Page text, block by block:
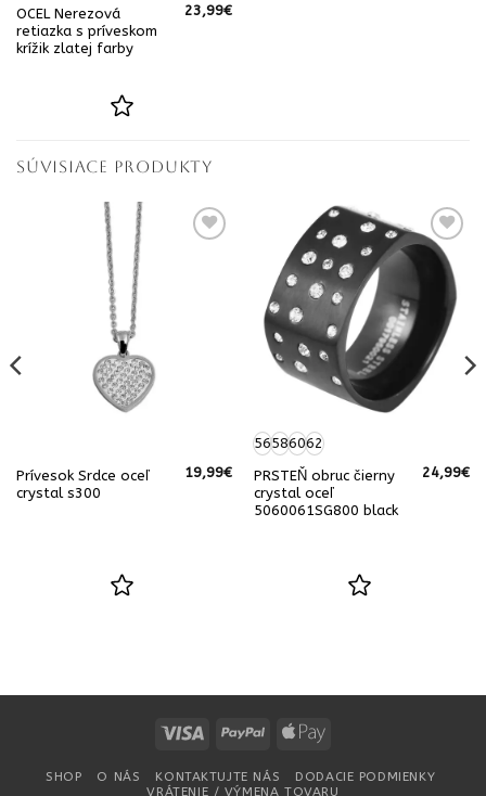
OCEL Nerezová
retiazka s príveskom
krížik zlatej farby
23,99€
SÚVISIACE PRODUKTY
Prívesok Srdce oceľ
crystal s300
19,99€
56586062
PRSTEŇ obruc čierny
crystal oceľ
5060061SG800 black
24,99€
Visa PayPal
Apple
SHOP O NÁS KONTAKTUJTE NÁS
DODACIE PODMIENKY
VRÁTENIE / VÝMENA TOVARU